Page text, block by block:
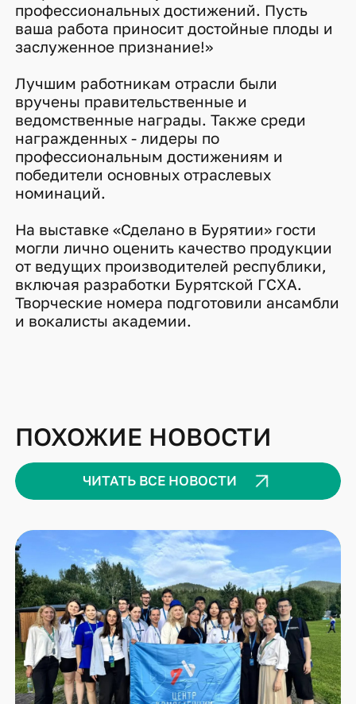
профессиональных достижений. Пусть
ваша работа приносит достойные плоды и
заслуженное признание!»
Лучшим работникам отрасли были
вручены правительственные и
ведомственные награды. Также среди
награжденных - лидеры по
профессиональным достижениям и
победители основных отраслевых
номинаций.
На выставке «Сделано в Бурятии» гости
могли лично оценить качество продукции
от ведущих производителей республики,
включая разработки Бурятской ГСХА.
Творческие номера подготовили ансамбли
и вокалисты академии.
ПОХОЖИЕ НОВОСТИ
ЧИТАТЬ ВСЕ НОВОСТИ